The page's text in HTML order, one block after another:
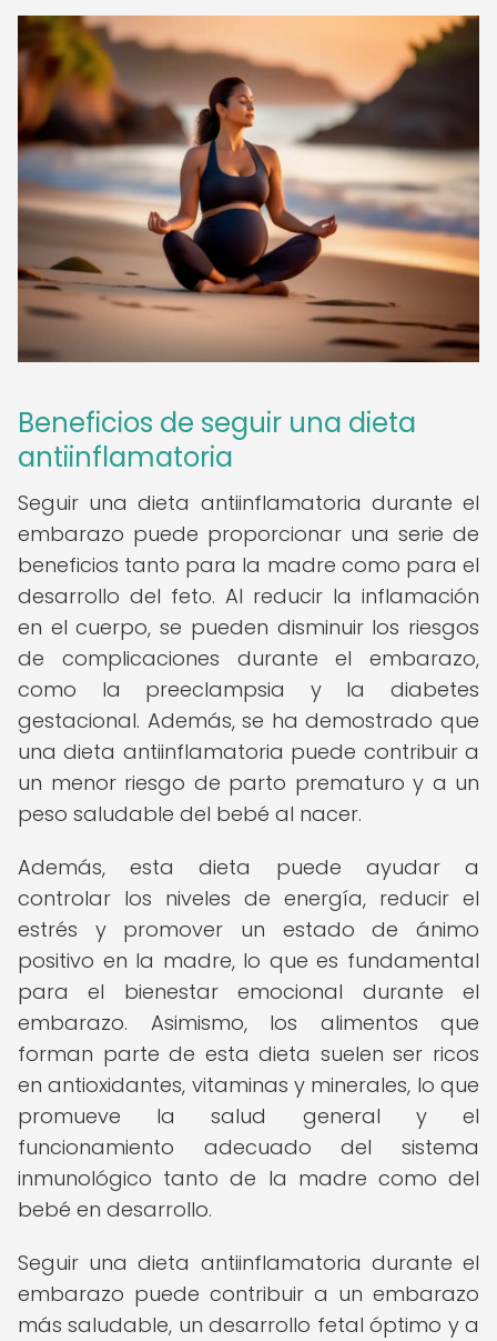
Beneficios de seguir una dieta
antiinflamatoria
Seguir una dieta antiinflamatoria durante el
embarazo puede proporcionar una serie de
beneficios tanto para la madre como para el
desarrollo del feto. Al reducir la inflamación
en el cuerpo, se pueden disminuir los riesgos
de complicaciones durante el embarazo,
como la preeclampsia y la diabetes
gestacional. Además, se ha demostrado que
una dieta antiinflamatoria puede contribuir a
un menor riesgo de parto prematuro y a un
peso saludable del bebé al nacer.
Además, esta dieta puede ayudar a
controlar los niveles de energía, reducir el
estrés y promover un estado de ánimo
positivo en la madre, lo que es fundamental
para el bienestar emocional durante el
embarazo. Asimismo, los alimentos que
forman parte de esta dieta suelen ser ricos
en antioxidantes, vitaminas y minerales, lo que
promueve la salud general y el
funcionamiento adecuado del sistema
inmunológico tanto de la madre como del
bebé en desarrollo.
Seguir una dieta antiinflamatoria durante el
embarazo puede contribuir a un embarazo
más saludable, un desarrollo fetal óptimo y a